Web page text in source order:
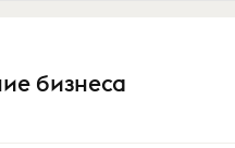
бизнеса